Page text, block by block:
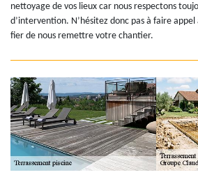
nettoyage de vos lieux car nous respectons
d’intervention. N’hésitez donc pas à faire appel
fier de nous remettre votre chantier.